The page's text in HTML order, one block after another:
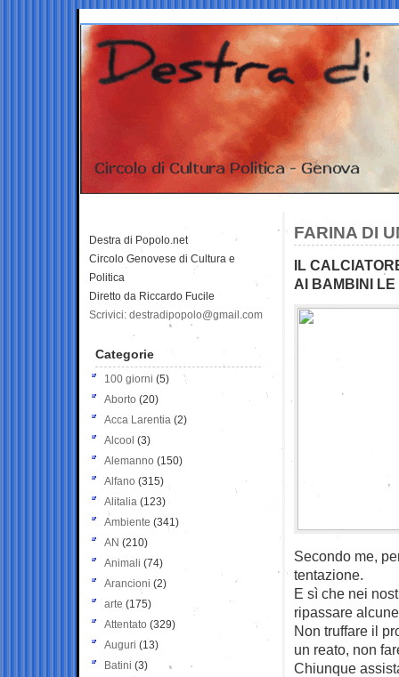
FARINA DI
IL
AI BAMBINI LE
Secondo me,
tentazione.
E sì che nei
ripassare
Non truffare il
un reato, non
Chiunque
Destra di Popolo.net
Circolo Genovese di Cultura e
Politica
Diretto da Riccardo Fucile
Scrivici: destradipopolo@gmail.com
Categorie
100 giorni (5)
Aborto (20)
Acca Larentia (2)
Alcool (3)
Alemanno (150)
Alfano (315)
Alitalia (123)
Ambiente (341)
AN (210)
Animali (74)
Arancioni (2)
arte (175)
Attentato (329)
Auguri (13)
Batini (3)